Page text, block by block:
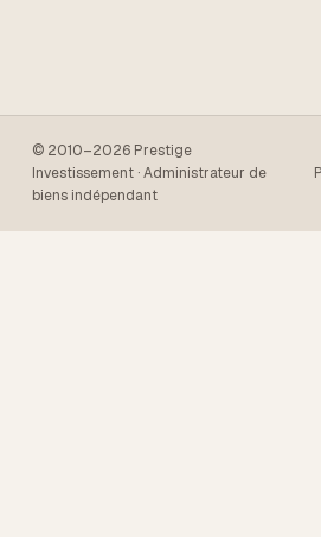
© 2010–2026 Prestige
Investissement · Administrateur de
biens indépendant